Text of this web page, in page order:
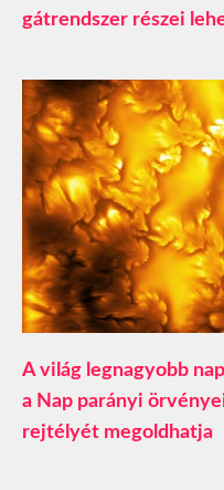
gátrendszer részei
A világ legnagyobb
a Nap parányi
rejtélyét megoldhatja